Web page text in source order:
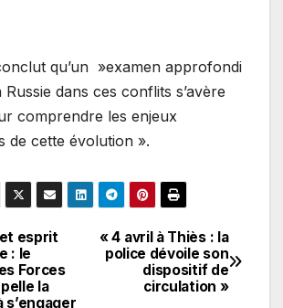
qu’un »examen approfondi
dans ces conflits s’avère
comprendre les enjeux
de cette évolution ».
« 4 avril à Thiès : la
police dévoile son
dispositif de
circulation »
esprit
: le
Forces
la
s’engager